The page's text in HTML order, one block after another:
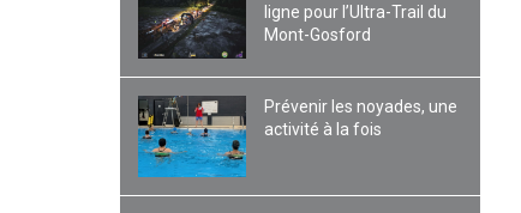
ligne pour l’Ultra-Trail du
Mont-Gosford
Prévenir les noyades, une
activité à la fois